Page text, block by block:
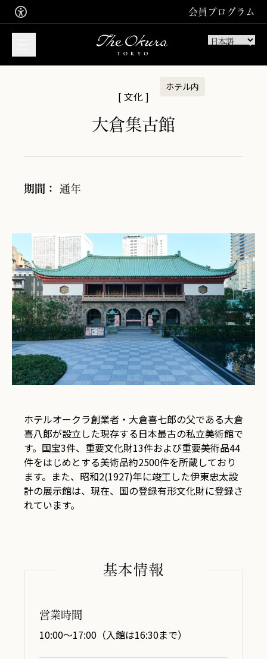
会員プログラム
宿泊のご予約はこちら
スパトリートメントの
ご予約はこちら
オークラ スパ
リーダーズクラブに登録する
入会お申込み
ホテル内
[ 文化 ]
大倉集古館
期間： 通年
ホテルオークラ創業者・大倉喜七郎の父である大倉
喜八郎が設立した現存する日本最古の私立美術館で
す。国宝3件、重要文化財13件および重要美術品44
件をはじめとする美術品約2500件を所蔵しており
ます。また、昭和2(1927)年に竣工した伊東忠太設
計の展示館は、現在、国の登録有形文化財に登録さ
れています。
基本情報
営業時間
10:00～17:00（入館は16:30まで）